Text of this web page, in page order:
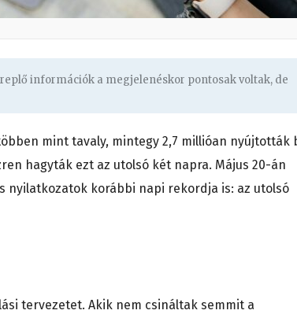
információk a megjelenéskor pontosak voltak, de
mint tavaly, mintegy 2,7 millióan nyújtották
hagyták ezt az utolsó két napra. Május 20-án
nyilatkozatok korábbi napi rekordja is: az utolsó
tervezetet. Akik nem csináltak semmit a